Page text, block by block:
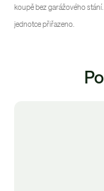
koupě bez garážového
jednotce přiřazeno.